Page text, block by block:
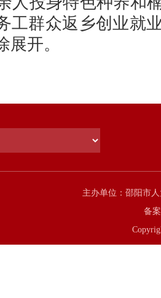
工群众返乡创业就
开。
主办单位：邵阳市
备